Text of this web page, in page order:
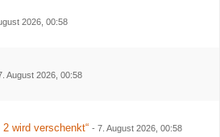
2026, 00:58
August 2026, 00:58
wird verschenkt“ - 7. August 2026, 00:58